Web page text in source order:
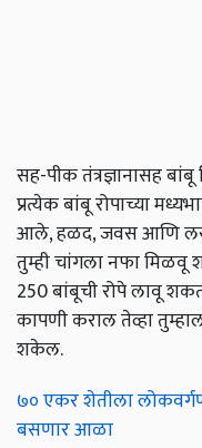
सह-पीक तंत्रज्ञानासह
प्रत्येक बांबू रोपाच्या
आले, हळद, जवस आणि
तुम्ही चांगला नफा
250 बांबूची रोपे लावू
कापणी कराल तेव्हा
शकेल.
७० एकर शेतीला
बसणार आळा